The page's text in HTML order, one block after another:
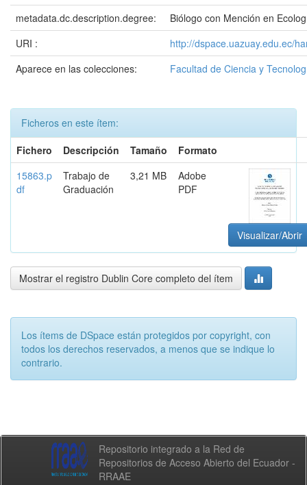
metadata.dc.description.degree:
Biólogo con Mención en
URI :
http://dspace.uazuay.edu.ec/
Aparece en las colecciones:
Facultad de Ciencia y
Ficheros en este ítem:
Fichero
Descripción Tamaño
Formato
15863.p
df
Trabajo de
Graduación
3,21 MB
Adobe
PDF
Visualizar/Abrir
Mostrar el registro Dublin Core completo del ítem
Los ítems de DSpace están protegidos por copyright, con
todos los derechos reservados, a menos que se indique lo
contrario.
Repositorio integrado a la Red de
Repositorios de Acceso Abierto del Ecuador -
RRAAE